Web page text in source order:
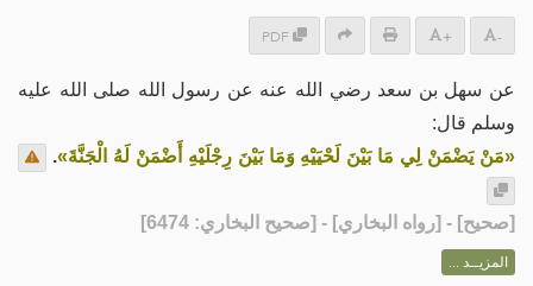
PDF + -
عن سهل بن سعد رضي الله عنه عن رسول الله صلى الله عليه
وسلم قال:
«مَنْ يَضْمَنْ لِي مَا بَيْنَ لَحْيَيْهِ وَمَا بَيْنَ رِجْلَيْهِ أَضْمَنْ لَهُ الْجَنَّةَ».
[صحيح] - [رواه البخاري] - [صحيح البخاري: 6474]
المزيــد ...